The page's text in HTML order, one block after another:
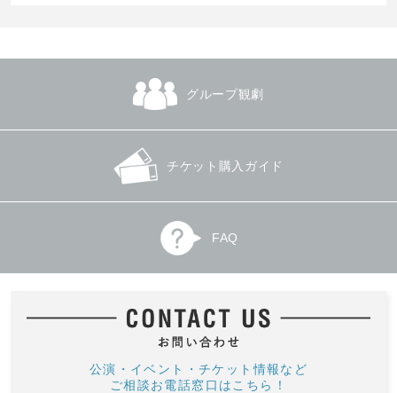
グループ観劇
チケット購入ガイド
FAQ
公演・イベント・チケット情報など
ご相談お電話窓口はこちら！